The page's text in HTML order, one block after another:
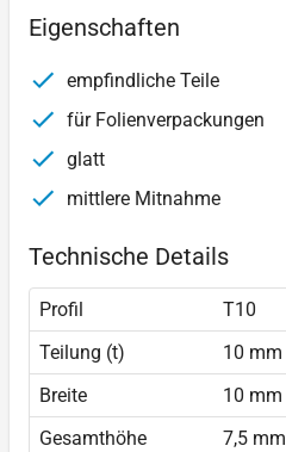
Eigenschaften
empfindliche Teile
für Folienverpackungen
glatt
mittlere Mitnahme
Technische Details
Profil
T10
Teilung (t)
10 mm
Breite
10 mm
Gesamthöhe
7,5 mm